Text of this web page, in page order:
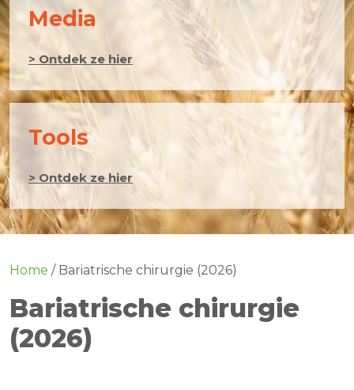
Media
> Ontdek ze hier
Tools
> Ontdek ze hier
Home / Bariatrische chirurgie (2026)
Bariatrische chirurgie
(2026)